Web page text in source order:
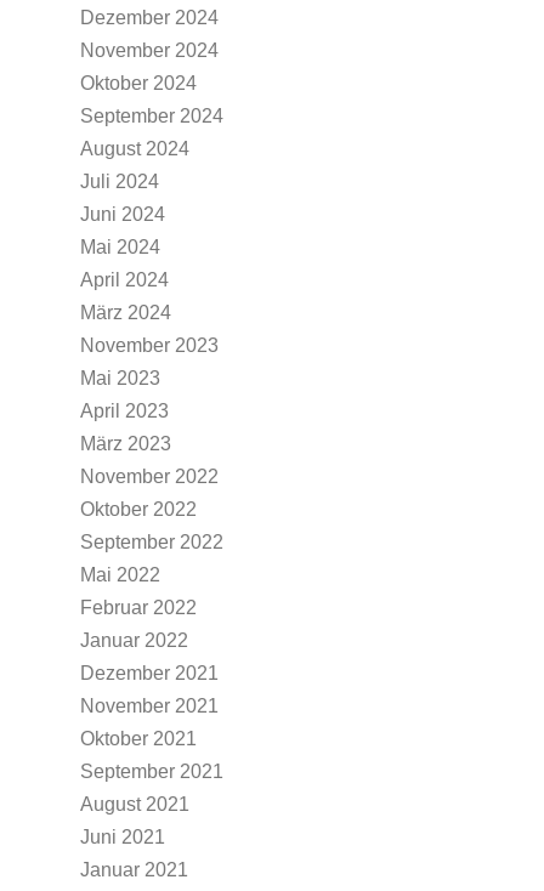
Dezember 2024
November 2024
Oktober 2024
September 2024
August 2024
Juli 2024
Juni 2024
Mai 2024
April 2024
März 2024
November 2023
Mai 2023
April 2023
März 2023
November 2022
Oktober 2022
September 2022
Mai 2022
Februar 2022
Januar 2022
Dezember 2021
November 2021
Oktober 2021
September 2021
August 2021
Juni 2021
Januar 2021